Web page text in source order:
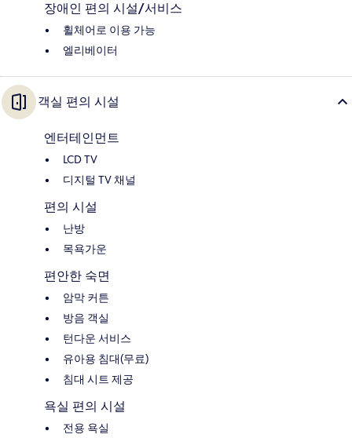
장애인 편의 시설/서비스
휠체어로 이용 가능
엘리베이터
객실 편의 시설
엔터테인먼트
LCD TV
디지털 TV 채널
편의 시설
난방
목욕가운
편안한 숙면
암막 커튼
방음 객실
턴다운 서비스
유아용 침대(무료)
침대 시트 제공
욕실 편의 시설
전용 욕실